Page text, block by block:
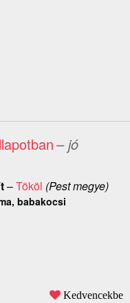
– jó
–Tököl (Pest megye)
babakocsi
Kedvencekbe